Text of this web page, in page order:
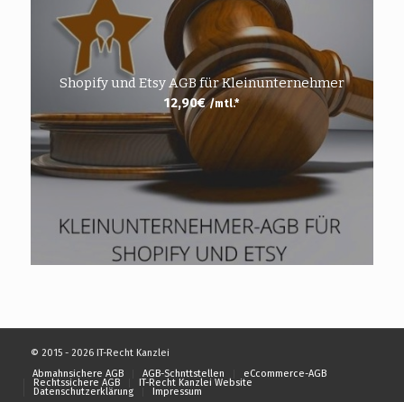
Shopify und Etsy AGB für Kleinunternehmer
12,90€ /mtl.*
© 2015 - 2026 IT-Recht Kanzlei
Abmahnsichere AGB
AGB-Schnttstellen eCcommerce-AGB
Rechtssichere AGB IT-Recht Kanzlei Website
Datenschutzerklärung Impressum